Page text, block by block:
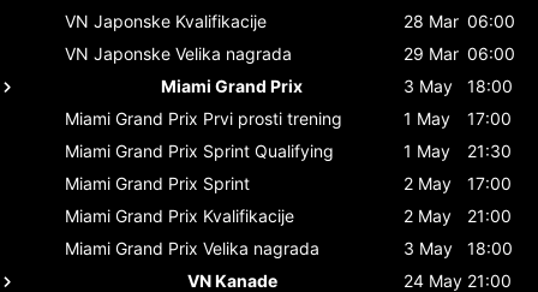
VN Japonske Kvalifikacije 28 Mar 06:00
VN Japonske Velika nagrada 29 Mar 06:00
Miami Grand Prix
3 May
18:00
Miami Grand Prix Prvi prosti trening 1 May
17:00
Miami Grand Prix Sprint Qualifying 1 May
21:30
Miami Grand Prix Sprint 2 May
17:00
Miami Grand Prix Kvalifikacije 2 May
21:00
Miami Grand Prix Velika nagrada 3 May
18:00
VN Kanade
24 May 21:00